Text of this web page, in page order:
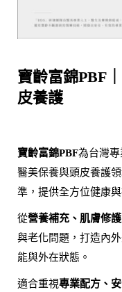
寶齡富錦PBF
皮養護
寶齡富錦PBF為台灣
醫美保養與頭皮養護
準，提供全方位健康
從營養補充、肌膚修
與老化問題，打造內
能與外在狀態。
適合重視專業配方、